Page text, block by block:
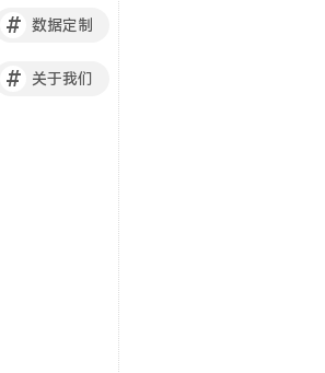
# 数据定制
# 关于我们